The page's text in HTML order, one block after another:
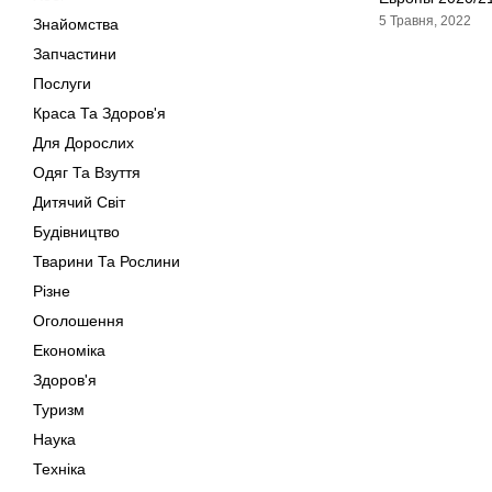
Знайомства
Запчастини
Послуги
Краса Та Здоров'я
Для Дорослих
Одяг Та Взуття
Дитячий Світ
Будівництво
Тварини Та Рослини
Різне
Оголошення
Економіка
Здоров'я
Туризм
Наука
Техніка
5 Травня, 2022